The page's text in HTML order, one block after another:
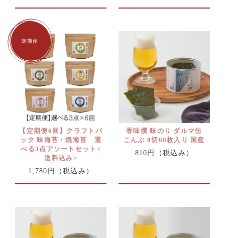
【定期便6回】クラフトパ
ック 味海苔・焼海苔 選
べる3点アソートセット<
送料込み>
1,780円
（税込み）
香味撰 味のり ダルマ缶
こんぶ 8切60枚入り 国産
810円
（税込み）